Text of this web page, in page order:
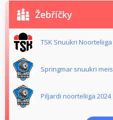
Žebříčky
TSK Snuukri Noorteliiga
Springmar snuukri
Piljardi noorteliiga 2024